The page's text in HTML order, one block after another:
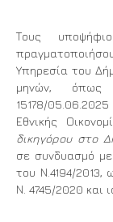
Τους
Υπηρεσία του
μηνών, όπως
15178/
Εθνικής
δικηγόρου στο
σε συνδυασμό
του Ν.4194/2013,
Ν. 4745/2020 και